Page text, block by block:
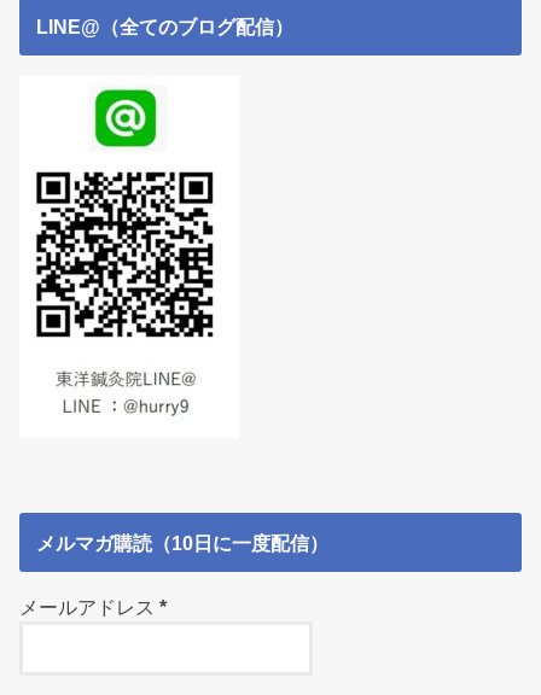
LINE@（全てのブログ配信）
メルマガ購読（10日に一度配信）
メールアドレス*